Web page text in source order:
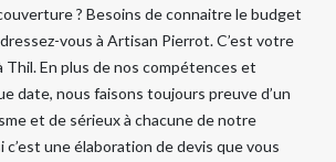
? Besoins de connaitre le budget
vous à Artisan Pierrot. C’est votre
En plus de nos compétences et
date, nous faisons toujours preuve d’un
et de sérieux à chacune de notre
une élaboration de devis que vous